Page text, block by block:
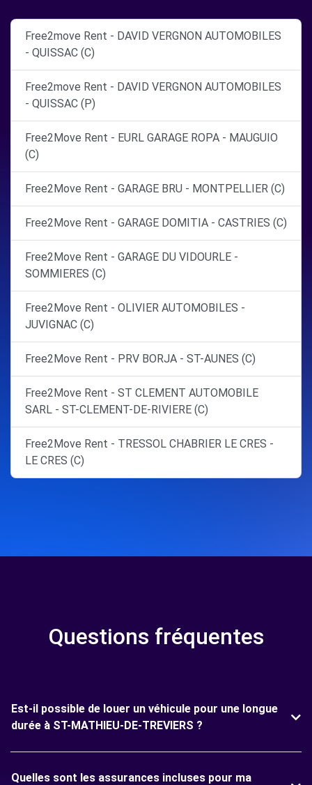
Free2move Rent - DAVID VERGNON AUTOMOBILES
- QUISSAC (C)
Free2move Rent - DAVID VERGNON AUTOMOBILES
- QUISSAC (P)
Free2Move Rent - EURL GARAGE ROPA - MAUGUIO
(C)
Free2Move Rent - GARAGE BRU - MONTPELLIER (C)
Free2Move Rent - GARAGE DOMITIA - CASTRIES (C)
Free2Move Rent - GARAGE DU VIDOURLE -
SOMMIERES (C)
Free2Move Rent - OLIVIER AUTOMOBILES -
JUVIGNAC (C)
Free2Move Rent - PRV BORJA - ST-AUNES (C)
Free2Move Rent - ST CLEMENT AUTOMOBILE
SARL - ST-CLEMENT-DE-RIVIERE (C)
Free2Move Rent - TRESSOL CHABRIER LE CRES -
LE CRES (C)
Questions fréquentes
Est-il possible de louer un véhicule pour une longue
durée à ST-MATHIEU-DE-TREVIERS ?
Quelles sont les assurances incluses pour ma